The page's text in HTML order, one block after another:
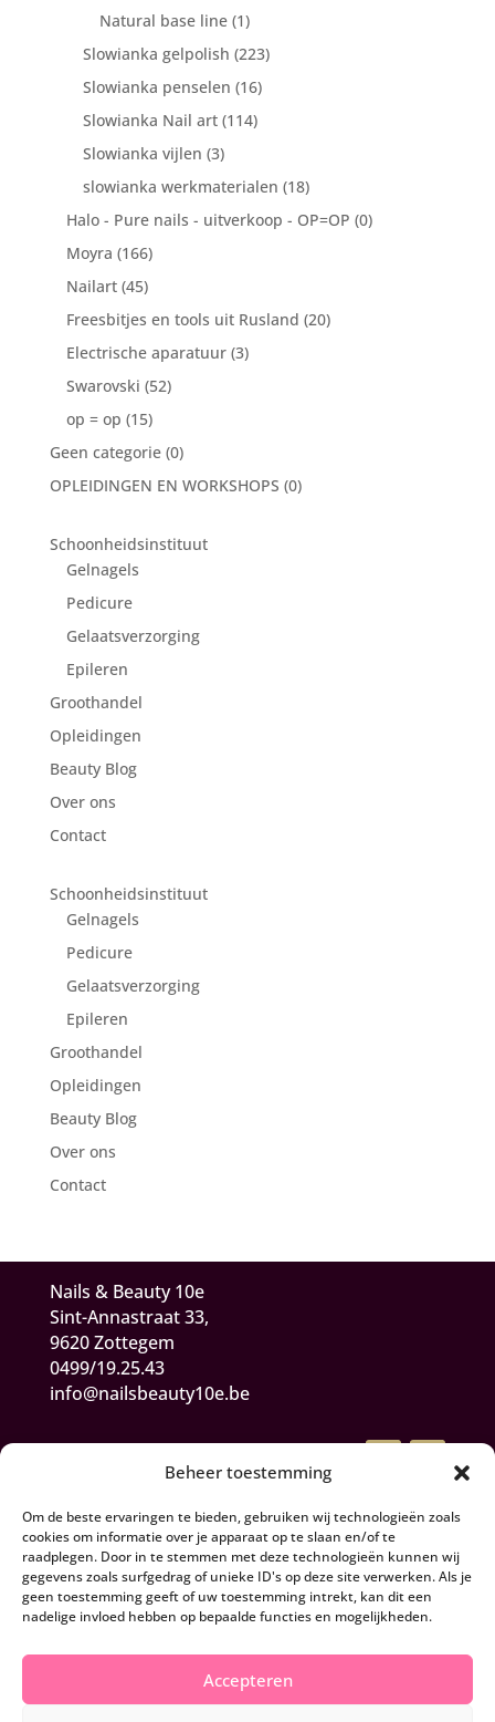
Beheer toestemming
Om de beste ervaringen te bieden, gebruiken wij technologieën zoals
cookies om informatie over je apparaat op te slaan en/of te
raadplegen. Door in te stemmen met deze technologieën kunnen wij
gegevens zoals surfgedrag of unieke ID's op deze site verwerken. Als je
geen toestemming geeft of uw toestemming intrekt, kan dit een
nadelige invloed hebben op bepaalde functies en mogelijkheden.
Accepteren
Natural base line (1)
Slowianka gelpolish (223)
Slowianka penselen (16)
Slowianka Nail art (114)
Slowianka vijlen (3)
slowianka werkmaterialen (18)
Halo - Pure nails - uitverkoop - OP=OP (0)
Moyra (166)
Nailart (45)
Freesbitjes en tools uit Rusland (20)
Electrische aparatuur (3)
Swarovski (52)
op = op (15)
Geen categorie (0)
OPLEIDINGEN EN WORKSHOPS (0)
Schoonheidsinstituut
Gelnagels
Pedicure
Gelaatsverzorging
Epileren
Groothandel
Opleidingen
Beauty Blog
Over ons
Contact
Schoonheidsinstituut
Gelnagels
Pedicure
Gelaatsverzorging
Epileren
Groothandel
Opleidingen
Beauty Blog
Over ons
Contact
Nails & Beauty 10e
Sint-Annastraat 33,
9620 Zottegem
0499/19.25.43
info@nailsbeauty10e.be
Algemene Voorwaarden
Herroepen en retourneren